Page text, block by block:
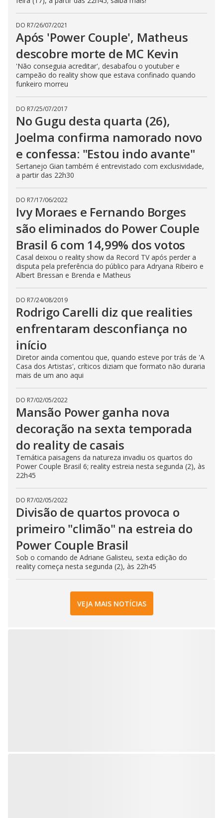
DO R7/26/07/2021
Após 'Power Couple', Matheus
descobre morte de MC Kevin
'Não conseguia acreditar', desabafou o youtuber e
campeão do reality show que estava confinado quando
funkeiro morreu
DO R7/25/07/2017
No Gugu desta quarta (26),
Joelma confirma namorado novo
e confessa: "Estou indo avante"
Sertanejo Gian também é entrevistado com exclusividade,
a partir das 22h30
DO R7/17/06/2022
Ivy Moraes e Fernando Borges
são eliminados do Power Couple
Brasil 6 com 14,99% dos votos
Casal deixou o reality show da Record TV após perder a
disputa pela preferência do público para Adryana Ribeiro e
Albert Bressan e Brenda e Matheus
DO R7/24/08/2019
Rodrigo Carelli diz que realities
enfrentaram desconfiança no
início
Diretor ainda comentou que, quando esteve por trás de 'A
Casa dos Artistas', críticos diziam que formato não duraria
mais de um ano aqui
DO R7/02/05/2022
Mansão Power ganha nova
decoração na sexta temporada
do reality de casais
Temática paisagens da natureza invadiu os quartos do
Power Couple Brasil 6; reality estreia nesta segunda (2), às
22h45
DO R7/02/05/2022
Divisão de quartos provoca o
primeiro "climão" na estreia do
Power Couple Brasil
Sob o comando de Adriane Galisteu, sexta edição do
reality começa nesta segunda (2), às 22h45
VEJA MAIS NOTÍCIAS